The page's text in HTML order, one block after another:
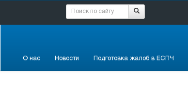
О нас Новости Подготовка жалоб в ЕСПЧ